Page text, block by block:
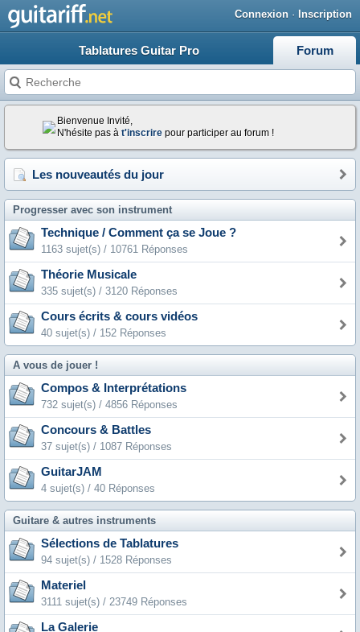
Connexion · Inscription
Tablatures Guitar Pro Forum
Bienvenue Invité,
N'hésite pas à t'inscrire pour participer au forum !
Les nouveautés du jour
Progresser avec son instrument
Technique / Comment ça se Joue ?
1163 sujet(s) / 10761 Réponses
Théorie Musicale
335 sujet(s) / 3120 Réponses
Cours écrits & cours vidéos
40 sujet(s) / 152 Réponses
A vous de jouer !
Compos & Interprétations
732 sujet(s) / 4856 Réponses
Concours & Battles
37 sujet(s) / 1087 Réponses
GuitarJAM
4 sujet(s) / 40 Réponses
Guitare & autres instruments
Sélections de Tablatures
94 sujet(s) / 1528 Réponses
Materiel
3111 sujet(s) / 23749 Réponses
La Galerie